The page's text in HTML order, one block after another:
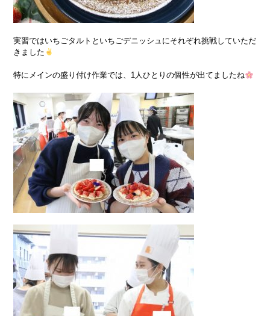
実習ではいちごタルトといちごデニッシュにそれぞれ挑戦していただ
きました
特にメインの盛り付け作業では、1人ひとりの個性が出てましたね